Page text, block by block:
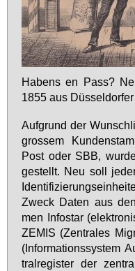
Ha­bens en Pass?
1855 aus
Auf­grund der
gros­sem
Post oder SBB,
ge­stellt. Neu soll
Zweck Da­ten aus
men In­fo­star
ZE­MIS (Zen­tra­les
(In­for­ma­ti­ons­sys­tem
tral­re­gis­ter der